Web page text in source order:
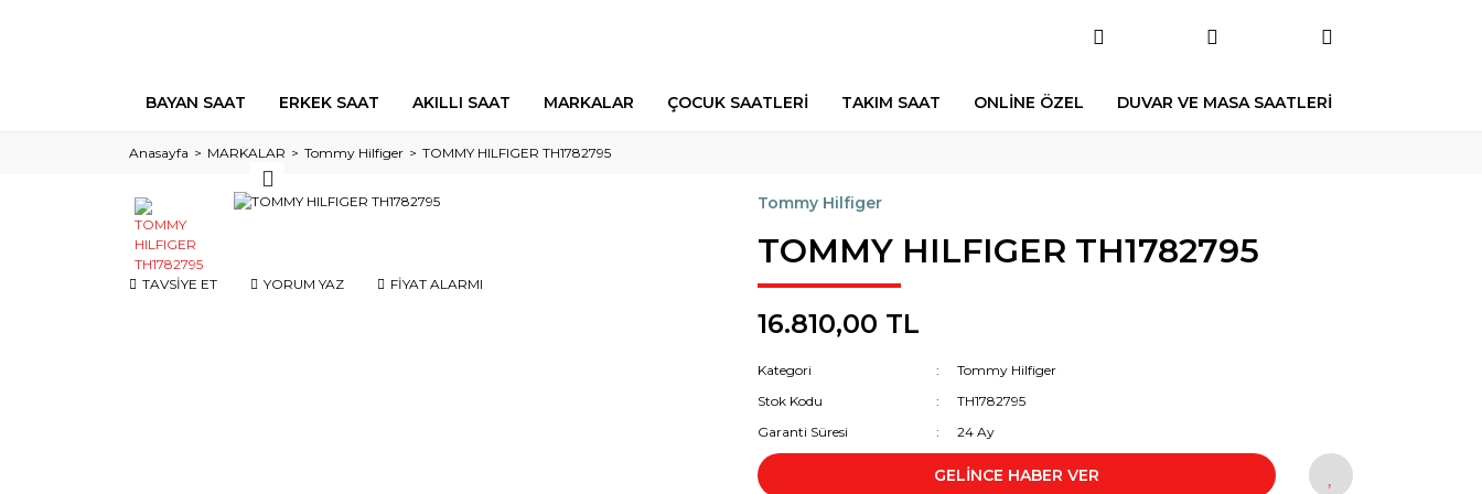
BAYAN SAAT ERKEK SAAT AKILLI SAAT MARKALAR ÇOCUK SAATLERİ TAKIM SAAT ONLİNE ÖZEL DUVAR VE MASA SAATLERİ
Anasayfa MARKALAR Tommy Hilfiger TOMMY HILFIGER TH1782795
TAVSİYE ET YORUM YAZ FİYAT ALARMI
Tommy Hilfiger
TOMMY HILFIGER TH1782795
16.810,00 TL
Kategori
Tommy Hilfiger
Stok Kodu
TH1782795
Garanti Süresi
24 Ay
GELİNCE HABER VER